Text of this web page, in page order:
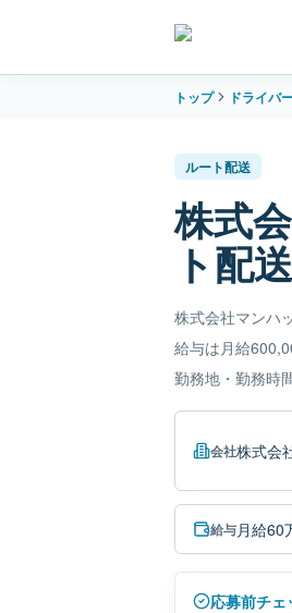
トップ ドライバ
ルート配送
株式
ト配
株式会社マンハ
給与は月給
勤務地・勤務時
会社株式会
給与月給60
応募前チェ